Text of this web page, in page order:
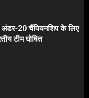
20 चैंपियनशिप के लिए
टीम घोषित